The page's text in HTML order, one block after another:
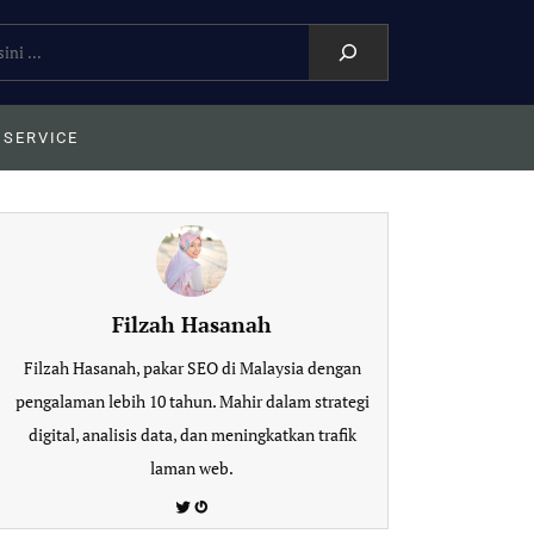
Filzah Hasanah
Filzah Hasanah, pakar SEO di Malaysia dengan
pengalaman lebih 10 tahun. Mahir dalam strategi
digital, analisis data, dan meningkatkan trafik
laman web.
Twitter
Gravatar